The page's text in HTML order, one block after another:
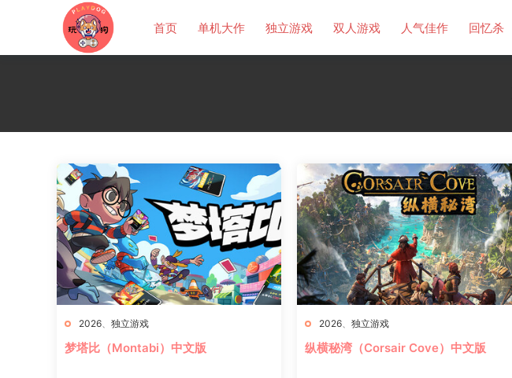
首页 单机大作 独立游戏 双人游戏 人气佳作 回忆杀
2026、 独立游戏
梦塔比（Montabi）中文版
2026、 独立游戏
纵横秘湾（Corsair Cove）中文版